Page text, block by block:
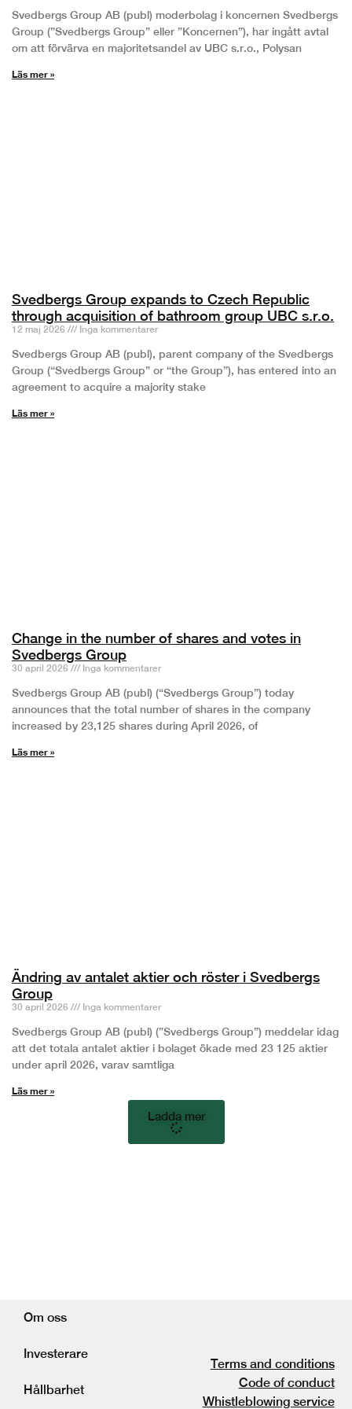
Svedbergs Group AB (publ) moderbolag i koncernen Svedbergs
Group (”Svedbergs Group” eller ”Koncernen”), har ingått avtal
om att förvärva en majoritetsandel av UBC s.r.o., Polysan
Läs mer »
Svedbergs Group expands to Czech Republic
through acquisition of bathroom group UBC s.r.o.
12 maj 2026 Inga kommentarer
Svedbergs Group AB (publ), parent company of the Svedbergs
Group (“Svedbergs Group” or “the Group”), has entered into an
agreement to acquire a majority stake
Läs mer »
Change in the number of shares and votes in
Svedbergs Group
30 april 2026 Inga kommentarer
Svedbergs Group AB (publ) (“Svedbergs Group”) today
announces that the total number of shares in the company
increased by 23,125 shares during April 2026, of
Läs mer »
Ändring av antalet aktier och röster i Svedbergs
Group
30 april 2026 Inga kommentarer
Svedbergs Group AB (publ) (”Svedbergs Group”) meddelar idag
att det totala antalet aktier i bolaget ökade med 23 125 aktier
under april 2026, varav samtliga
Läs mer »
Ladda mer
Om oss
Investerare
Hållbarhet
Terms and conditions
Code of conduct
Whistleblowing service